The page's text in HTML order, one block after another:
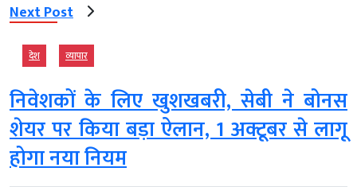
Next Post
देश व्‍यापार
निवेशकों के लिए खुशखबरी, सेबी ने बोनस
शेयर पर किया बड़ा ऐलान, 1 अक्टूबर से लागू
होगा नया नियम